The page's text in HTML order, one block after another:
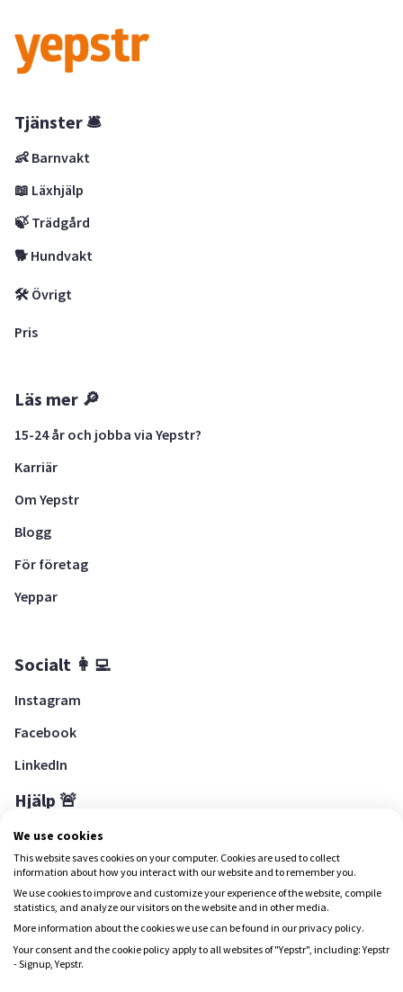
Tjänster 🛎
👶 Barnvakt
📖 Läxhjälp
🍃 Trädgård
🐕 Hundvakt
🛠 Övrigt
Pris
Läs mer 🔎
15-24 år och jobba via Yepstr?
Karriär
Om Yepstr
Blogg
För företag
Yeppar
Socialt 👩‍💻
Instagram
Facebook
LinkedIn
Hjälp 🚨
Hjälpcenter
Ladda ned Yepstr
Ladda ned Yepstr
We use cookies
This website saves cookies on your computer. Cookies are used to collect
information about how you interact with our website and to remember you.
We use cookies to improve and customize your experience of the website, compile
statistics, and analyze our visitors on the website and in other media.
More information about the cookies we use can be found in our privacy policy.
Your consent and the cookie policy apply to all websites of "Yepstr", including: Yepstr
- Signup, Yepstr.